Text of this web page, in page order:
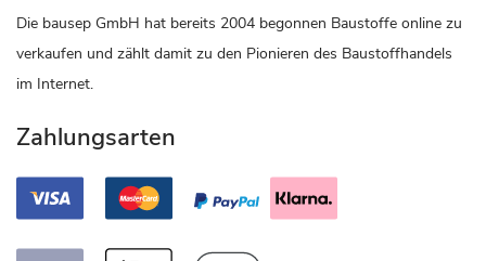
Die bausep GmbH hat bereits 2004 begonnen Baustoffe online zu
verkaufen und zählt damit zu den Pionieren des Baustoffhandels
im Internet.
Zahlungsarten